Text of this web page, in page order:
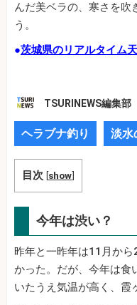
んだ美ベラの、寒さを吹
う。
●茨城県のリアルタイム
TSURINEWS編集部
ヘラブナ釣り 淡水
目次 [show]
今年は渋い？
昨年と一昨年は11月か
かった。だが、今年は食
いたうえ気温が高く、霞